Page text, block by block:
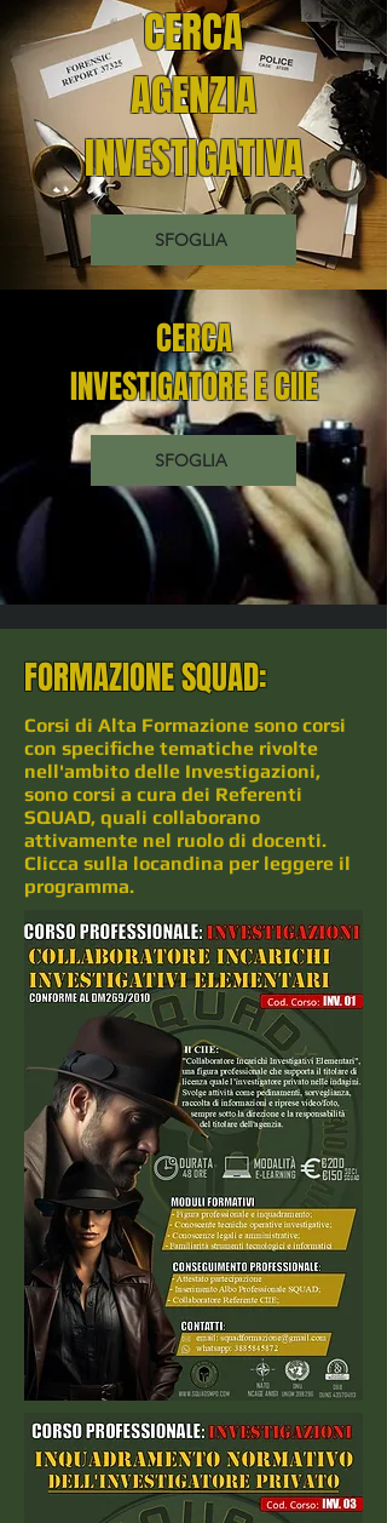
CERCA
AGENZIA
INVESTIGATIVA
SFOGLIA
CERCA
INVESTIGATORE E CIIE
SFOGLIA
FORMAZIONE SQUAD:
Corsi di Alta Formazione sono corsi
con specifiche tematiche rivolte
nell'ambito delle Investigazioni,
sono corsi a cura dei Referenti
SQUAD, quali collaborano
attivamente nel ruolo di docenti.
Clicca sulla locandina per leggere il
programma.